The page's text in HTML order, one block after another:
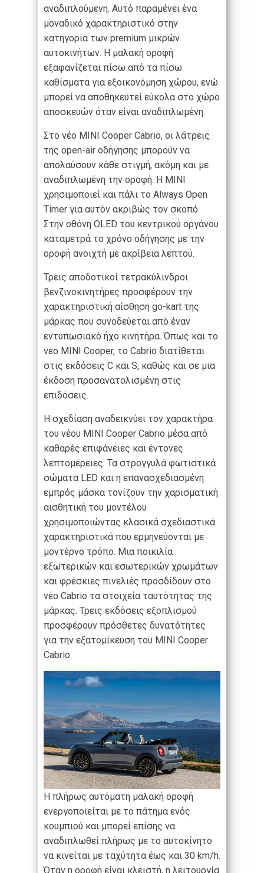
αναδιπλούμενη. Αυτό παραμένει ένα
μοναδικό χαρακτηριστικό στην
κατηγορία των premium μικρών
αυτοκινήτων. Η μαλακή οροφή
εξαφανίζεται πίσω από τα πίσω
καθίσματα για εξοικονόμηση χώρου, ενώ
μπορεί να αποθηκευτεί εύκολα στο χώρο
αποσκευών όταν είναι αναδιπλωμένη.
Στο νέο MINI Cooper Cabrio, οι λάτρεις
της open-air οδήγησης μπορούν να
απολαύσουν κάθε στιγμή, ακόμη και με
αναδιπλωμένη την οροφή. Η MINI
χρησιμοποιεί και πάλι το Always Open
Timer για αυτόν ακριβώς τον σκοπό.
Στην οθόνη OLED του κεντρικού οργάνου
καταμετρά το χρόνο οδήγησης με την
οροφή ανοιχτή με ακρίβεια λεπτού.
Τρεις αποδοτικοί τετρακύλινδροι
βενζινοκινητήρες προσφέρουν την
χαρακτηριστική αίσθηση go-kart της
μάρκας που συνοδεύεται από έναν
εντυπωσιακό ήχο κινητήρα. Όπως και το
νέο MINI Cooper, το Cabrio διατίθεται
στις εκδόσεις C και S, καθώς και σε μια
έκδοση προσανατολισμένη στις
επιδόσεις.
Η σχεδίαση αναδεικνύει τον χαρακτήρα
του νέου MINI Cooper Cabrio μέσα από
καθαρές επιφάνειες και έντονες
λεπτομέρειες. Τα στρογγυλά φωτιστικά
σώματα LED και η επανασχεδιασμένη
εμπρός μάσκα τονίζουν την χαρισματική
αισθητική του μοντέλου
χρησιμοποιώντας κλασικά σχεδιαστικά
χαρακτηριστικά που ερμηνεύονται με
μοντέρνο τρόπο. Μια ποικιλία
εξωτερικών και εσωτερικών χρωμάτων
και φρέσκιες πινελιές προσδίδουν στο
νέο Cabrio τα στοιχεία ταυτότητας της
μάρκας. Τρεις εκδόσεις εξοπλισμού
προσφέρουν πρόσθετες δυνατότητες
για την εξατομίκευση του MINI Cooper
Cabrio.
Η πλήρως αυτόματη μαλακή οροφή
ενεργοποιείται με το πάτημα ενός
κουμπιού και μπορεί επίσης να
αναδιπλωθεί πλήρως με το αυτοκίνητο
να κινείται με ταχύτητα έως και 30 km/h.
Όταν η οροφή είναι κλειστή, η λειτουργία